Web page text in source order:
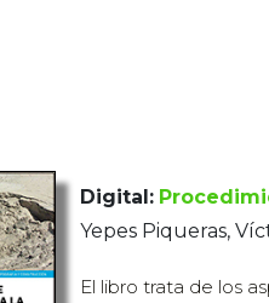
Digital:
Yepes Piqueras,
El libro trata de los